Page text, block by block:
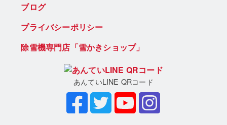
ブログ
プライバシーポリシー
除雪機専門店「雪かきショップ」
あんていLINE QRコード